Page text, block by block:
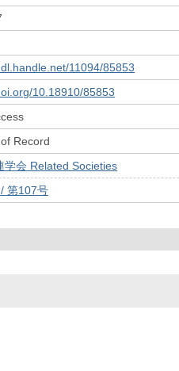
11094/85853
10.18910/85853
Record
学会 Related Societies
第107号